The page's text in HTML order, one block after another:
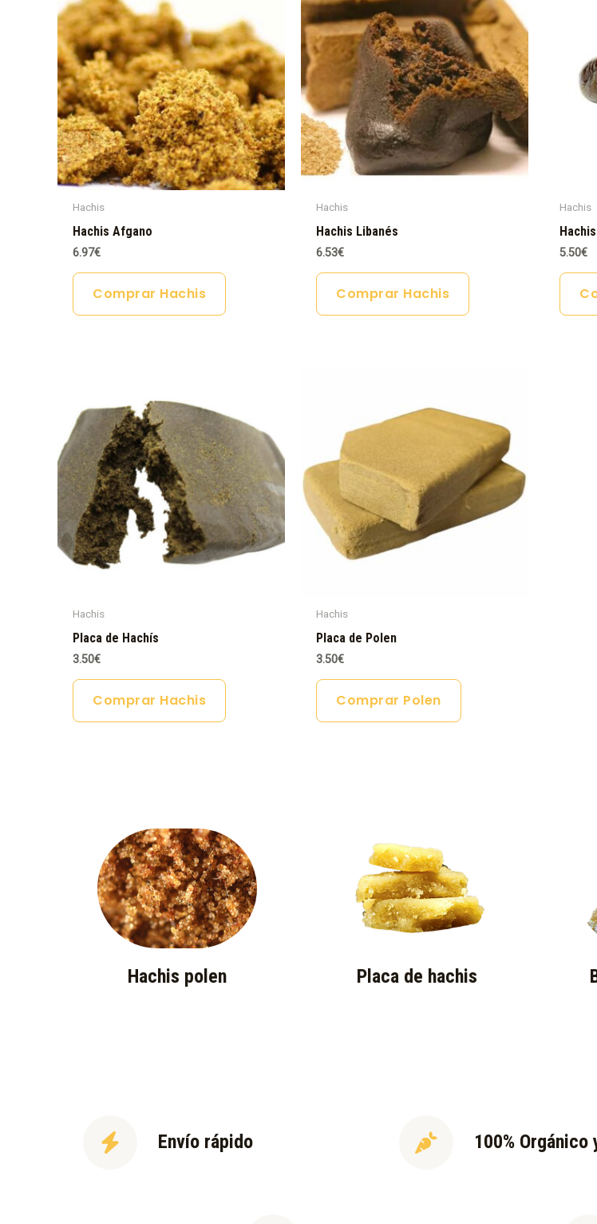
Hachis
Hachis Afgano
6.97€
Comprar Hachis
Hachis
Hachis Libanés
6.53€
Comprar Hachis
Hachis
5.50€
Hachis
Placa de Hachís
3.50€
Comprar Hachis
Hachis
Placa de Polen
3.50€
Comprar Polen
Hachis polen Placa de hachis
Envío rápido 100% Orgánico